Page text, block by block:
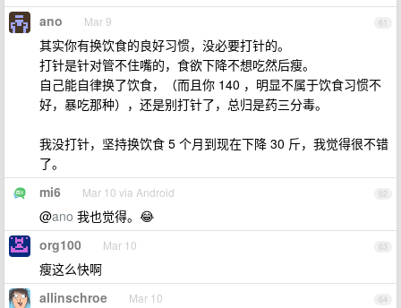
61
ano Mar 9
其实你有换饮食的良好习惯，没必要打针的。
打针是针对管不住嘴的，食欲下降不想吃然后瘦。
自己能自律换了饮食，（而且你 140 ，明显不属于饮食习惯不
好，暴吃那种），还是别打针了，总归是药三分毒。
我没打针，坚持换饮食 5 个月到现在下降 30 斤，我觉得很不错
了。
62
mi6 Mar 10 via Android
@ano 我也觉得。😂
63
org100 Mar 10
瘦这么快啊
64
allinschroe Mar 10